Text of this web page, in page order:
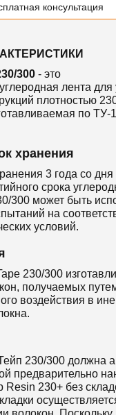
консультация
300 - это
углеродная лента для
плотностью
по ТУ-
хранения
3 года со дня
срока
/300 может быть
на
условий.
230/300
получаемых
воздействия в
230/300 должна
предварительно
Resin 230+ без